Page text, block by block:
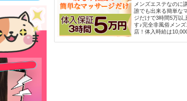
メンズエステなのに
誰でも出来る簡単な
ジだけで3時間5万以
す♪完全非風俗メンズ
店！体入時給は